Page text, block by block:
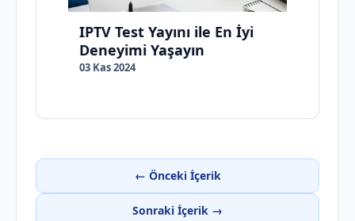
IPTV Test Yayını ile En İyi
Deneyimi Yaşayın
03 Kas 2024
← Önceki İçerik
Sonraki İçerik →